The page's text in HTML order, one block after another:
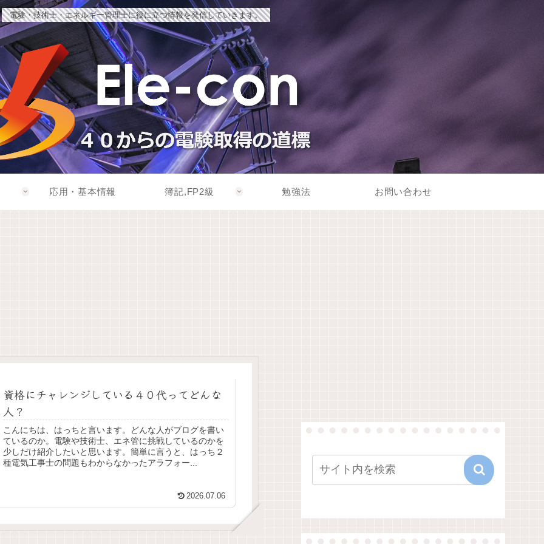
電験・技術士・エネルギー管理士に役に立つ情報を発信していきます。
応用・基本情報 簿記,FP2級 勉強法 お問い合わせ
資格にチャレンジしている４０代ってどんな
人？
こんにちは、はっちと言います。どんな人がブログを書い
ているのか。電験や技術士、エネ管に挑戦しているのかを
少しだけ紹介したいと思います。簡単に言うと、はっち２
種電気工事士の問題もわからなかったアラフォー...
2026.07.06